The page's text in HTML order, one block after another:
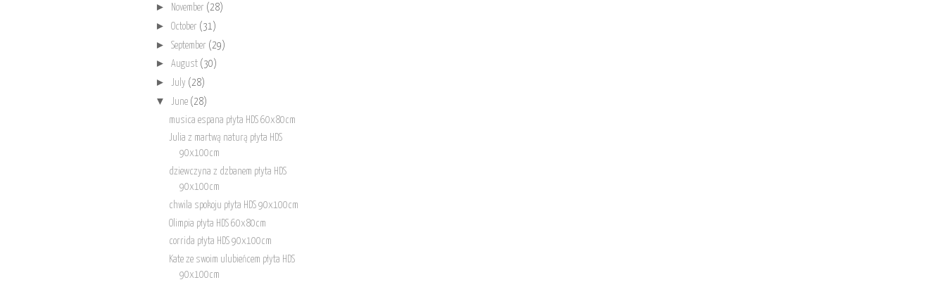
► November (28)
► October (31)
► September (29)
► August (30)
► July (28)
▼ June (28)
musica espana płyta HDS 60x80cm
Julia z martwą naturą płyta HDS
90x100cm
dziewczyna z dzbanem płyta HDS
90x100cm
chwila spokoju płyta HDS 90x100cm
Olimpia płyta HDS 60x80cm
corrida płyta HDS 90x100cm
Kate ze swoim ulubieńcem płyta HDS
90x100cm